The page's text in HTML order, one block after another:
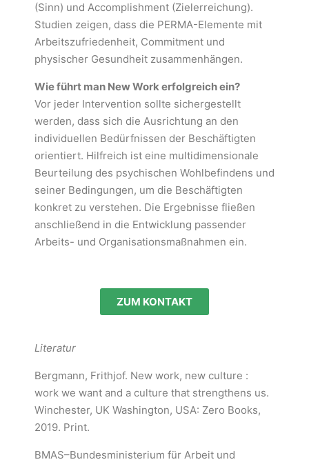
(Sinn) und Accomplishment (Zielerreichung).
Studien zeigen, dass die PERMA-Elemente mit
Arbeitszufriedenheit, Commitment und
physischer Gesundheit zusammenhängen.
Wie führt man New Work erfolgreich ein?
Vor jeder Intervention sollte sichergestellt
werden, dass sich die Ausrichtung an den
individuellen Bedürfnissen der Beschäftigten
orientiert. Hilfreich ist eine multidimensionale
Beurteilung des psychischen Wohlbefindens und
seiner Bedingungen, um die Beschäftigten
konkret zu verstehen. Die Ergebnisse fließen
anschließend in die Entwicklung passender
Arbeits- und Organisationsmaßnahmen ein.
ZUM KONTAKT
Literatur
Bergmann, Frithjof. New work, new culture :
work we want and a culture that strengthens us.
Winchester, UK Washington, USA: Zero Books,
2019. Print.
BMAS–Bundesministerium für Arbeit und